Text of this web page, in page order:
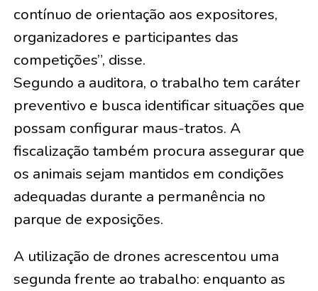
contínuo de orientação aos expositores,
organizadores e participantes das
competições”, disse.
Segundo a auditora, o trabalho tem caráter
preventivo e busca identificar situações que
possam configurar maus-tratos. A
fiscalização também procura assegurar que
os animais sejam mantidos em condições
adequadas durante a permanência no
parque de exposições.
A utilização de drones acrescentou uma
segunda frente ao trabalho: enquanto as